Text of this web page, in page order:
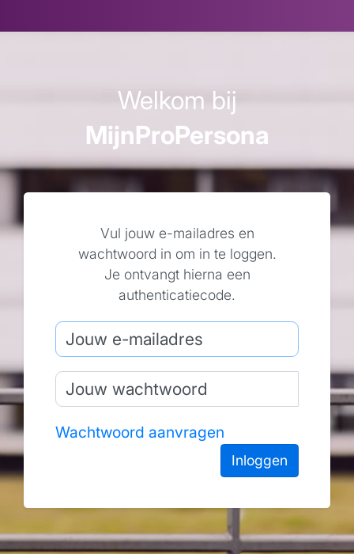
Welkom bij
MijnProPersona
Vul jouw e-mailadres en
wachtwoord in om in te loggen.
Je ontvangt hierna een
authenticatiecode.
Wachtwoord aanvragen
Inloggen